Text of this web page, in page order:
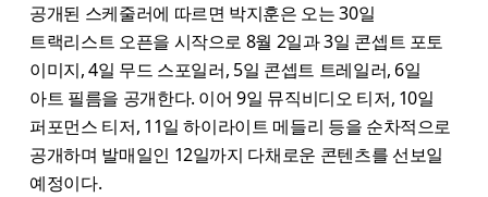
공개된 스케줄러에 따르면 박지훈은 오는 30일
트랙리스트 오픈을 시작으로 8월 2일과 3일 콘셉트 포토
이미지, 4일 무드 스포일러, 5일 콘셉트 트레일러, 6일
아트 필름을 공개한다. 이어 9일 뮤직비디오 티저, 10일
퍼포먼스 티저, 11일 하이라이트 메들리 등을 순차적으로
공개하며 발매일인 12일까지 다채로운 콘텐츠를 선보일
예정이다.